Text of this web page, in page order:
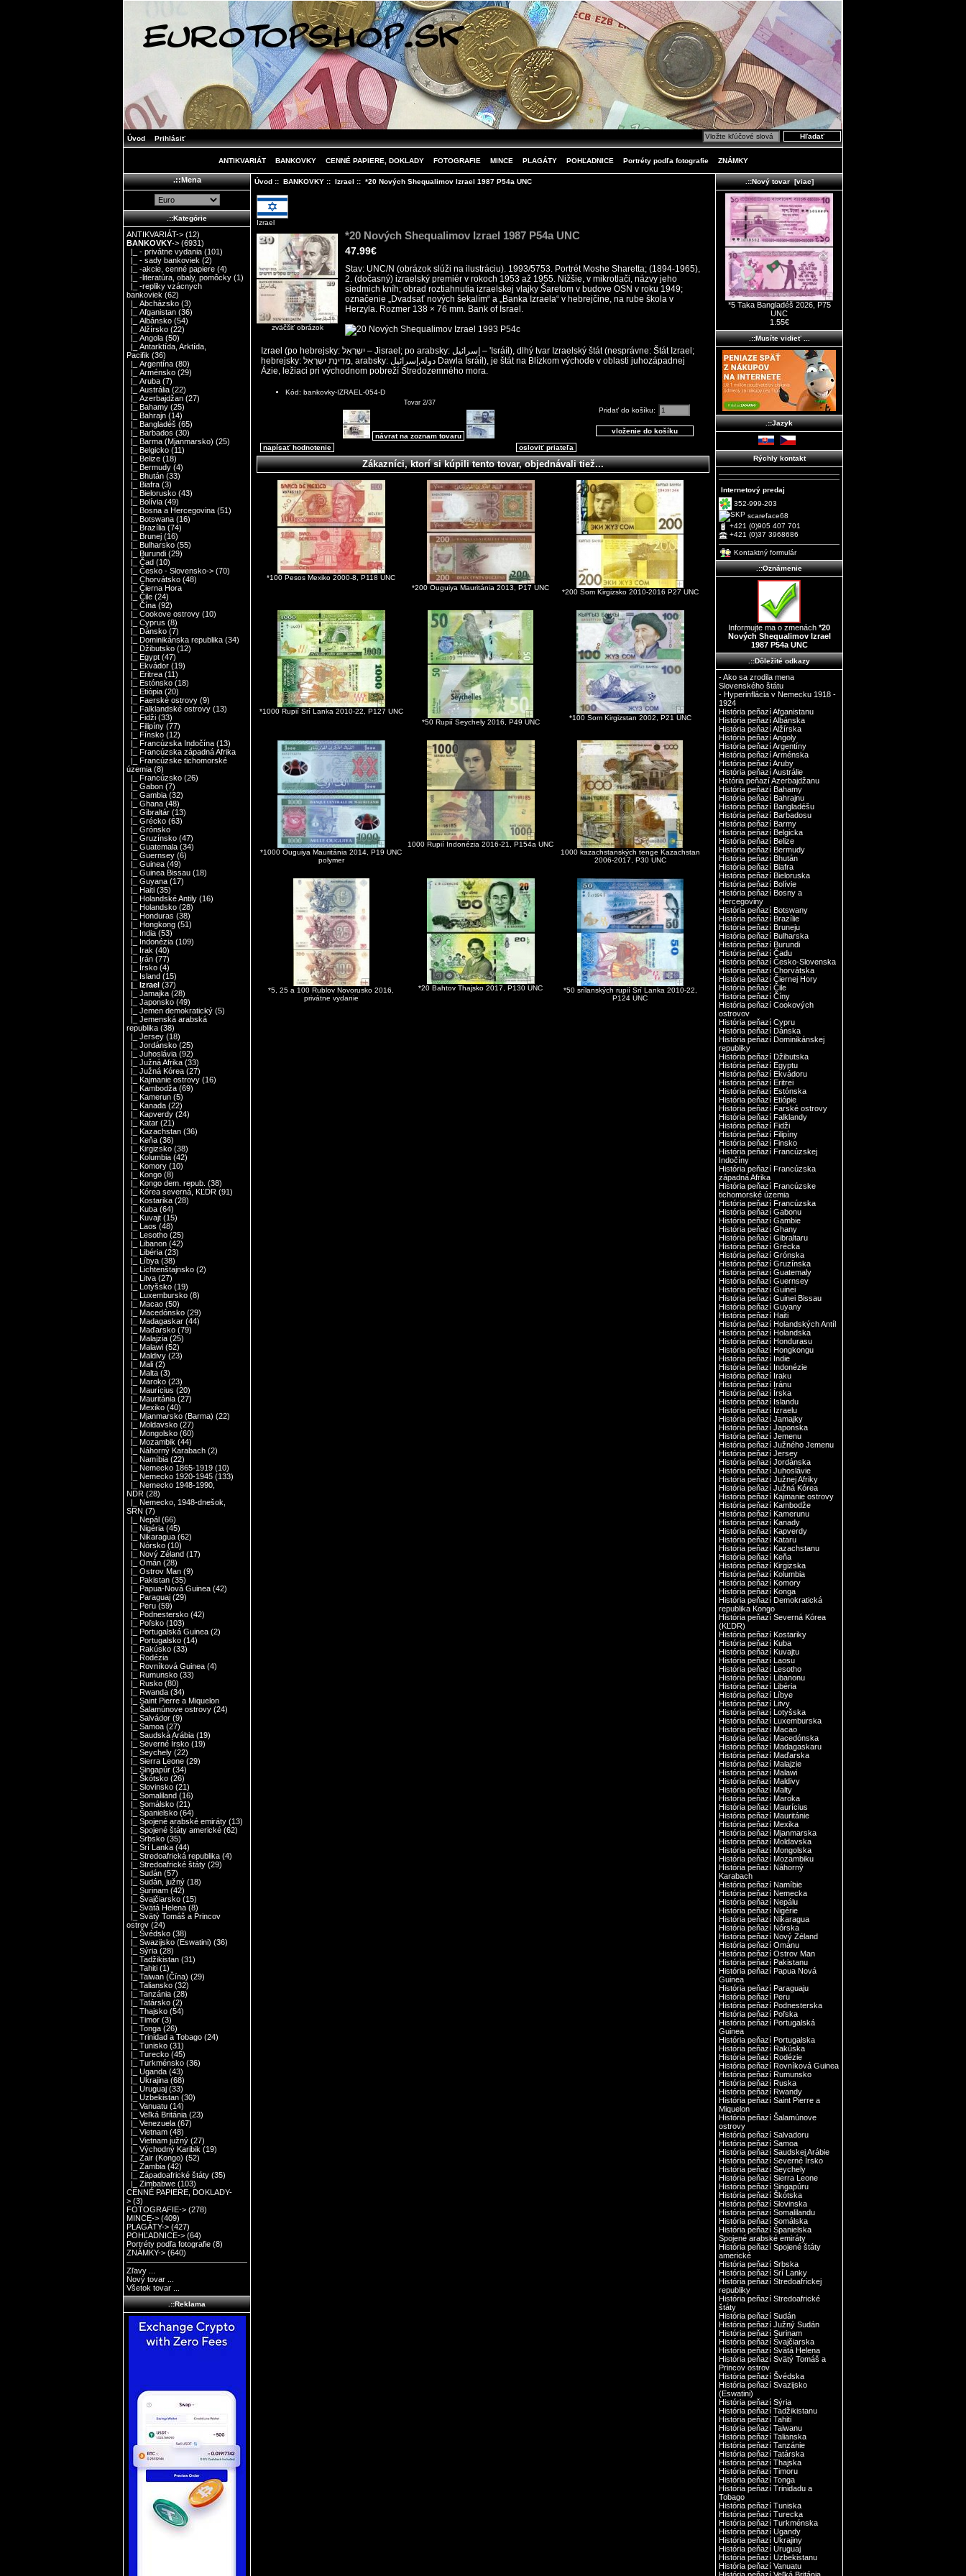
Úvod Prihlásiť
ANTIKVARIÁT BANKOVKY CENNÉ PAPIERE, DOKLADY FOTOGRAFIE MINCE PLAGÁTY POHĽADNICE Portréty podľa fotografie ZNÁMKY
.::Mena
.::Kategórie
ANTIKVARIÁT-> (12)
BANKOVKY-> (6931)
|_ - privátne vydania (101)
|_ - sady bankoviek (2)
|_ -akcie, cenné papiere (4)
|_ -literatúra, obaly, pomôcky (1)
|_ -repliky vzácnych
bankoviek (62)
|_ Abcházsko (3)
|_ Afganistan (36)
|_ Albánsko (54)
|_ Alžírsko (22)
|_ Angola (50)
|_ Antarktída, Arktída,
Pacifik (36)
|_ Argentína (80)
|_ Arménsko (29)
|_ Aruba (7)
|_ Austrália (22)
|_ Azerbajdžan (27)
|_ Bahamy (25)
|_ Bahrajn (14)
|_ Bangladéš (65)
|_ Barbados (30)
|_ Barma (Mjanmarsko) (25)
|_ Belgicko (11)
|_ Belize (18)
|_ Bermudy (4)
|_ Bhután (33)
|_ Biafra (3)
|_ Bielorusko (43)
|_ Bolívia (49)
|_ Bosna a Hercegovina (51)
|_ Botswana (16)
|_ Brazília (74)
|_ Brunej (16)
|_ Bulharsko (55)
|_ Burundi (29)
|_ Čad (10)
|_ Česko - Slovensko-> (70)
|_ Chorvátsko (48)
|_ Čierna Hora
|_ Čile (24)
|_ Čína (92)
|_ Cookove ostrovy (10)
|_ Cyprus (8)
|_ Dánsko (7)
|_ Dominikánska republika (34)
|_ Džibutsko (12)
|_ Egypt (47)
|_ Ekvádor (19)
|_ Eritrea (11)
|_ Estónsko (18)
|_ Etiópia (20)
|_ Faerské ostrovy (9)
|_ Falklandské ostrovy (13)
|_ Fidži (33)
|_ Filipíny (77)
|_ Fínsko (12)
|_ Francúzska Indočína (13)
|_ Francúzska západná Afrika
|_ Francúzske tichomorské
územia (8)
|_ Francúzsko (26)
|_ Gabon (7)
|_ Gambia (32)
|_ Ghana (48)
|_ Gibraltár (13)
|_ Grécko (63)
|_ Grónsko
|_ Gruzínsko (47)
|_ Guatemala (34)
|_ Guernsey (6)
|_ Guinea (49)
|_ Guinea Bissau (18)
|_ Guyana (17)
|_ Haiti (35)
|_ Holandské Antily (16)
|_ Holandsko (28)
|_ Honduras (38)
|_ Hongkong (51)
|_ India (53)
|_ Indonézia (109)
|_ Irak (40)
|_ Irán (77)
|_ Írsko (4)
|_ Island (15)
|_ Izrael (37)
|_ Jamajka (28)
|_ Japonsko (49)
|_ Jemen demokratický (5)
|_ Jemenská arabská
republika (38)
|_ Jersey (18)
|_ Jordánsko (25)
|_ Juhoslávia (92)
|_ Južná Afrika (33)
|_ Južná Kórea (27)
|_ Kajmanie ostrovy (16)
|_ Kambodža (69)
|_ Kamerun (5)
|_ Kanada (22)
|_ Kapverdy (24)
|_ Katar (21)
|_ Kazachstan (36)
|_ Keňa (36)
|_ Kirgizsko (38)
|_ Kolumbia (42)
|_ Komory (10)
|_ Kongo (8)
|_ Kongo dem. repub. (38)
|_ Kórea severná, KĽDR (91)
|_ Kostarika (28)
|_ Kuba (64)
|_ Kuvajt (15)
|_ Laos (48)
|_ Lesotho (25)
|_ Libanon (42)
|_ Libéria (23)
|_ Líbya (38)
|_ Lichtenštajnsko (2)
|_ Litva (27)
|_ Lotyšsko (19)
|_ Luxembursko (8)
|_ Macao (50)
|_ Macedónsko (29)
|_ Madagaskar (44)
|_ Maďarsko (79)
|_ Malajzia (25)
|_ Malawi (52)
|_ Maldivy (23)
|_ Mali (2)
|_ Malta (3)
|_ Maroko (23)
|_ Maurícius (20)
|_ Mauritánia (27)
|_ Mexiko (40)
|_ Mjanmarsko (Barma) (22)
|_ Moldavsko (27)
|_ Mongolsko (60)
|_ Mozambik (44)
|_ Náhorný Karabach (2)
|_ Namíbia (22)
|_ Nemecko 1865-1919 (10)
|_ Nemecko 1920-1945 (133)
|_ Nemecko 1948-1990,
NDR (28)
|_ Nemecko, 1948-dnešok,
SRN (7)
|_ Nepál (66)
|_ Nigéria (45)
|_ Nikaragua (62)
|_ Nórsko (10)
|_ Nový Zéland (17)
|_ Omán (28)
|_ Ostrov Man (9)
|_ Pakistan (35)
|_ Papua-Nová Guinea (42)
|_ Paraguaj (29)
|_ Peru (59)
|_ Podnestersko (42)
|_ Poľsko (103)
|_ Portugalská Guinea (2)
|_ Portugalsko (14)
|_ Rakúsko (33)
|_ Rodézia
|_ Rovníková Guinea (4)
|_ Rumunsko (33)
|_ Rusko (80)
|_ Rwanda (34)
|_ Saint Pierre a Miquelon
|_ Šalamúnove ostrovy (24)
|_ Salvádor (9)
|_ Samoa (27)
|_ Saudská Arábia (19)
|_ Severné Írsko (19)
|_ Seychely (22)
|_ Sierra Leone (29)
|_ Singapúr (34)
|_ Škótsko (26)
|_ Slovinsko (21)
|_ Somaliland (16)
|_ Somálsko (21)
|_ Španielsko (64)
|_ Spojené arabské emiráty (13)
|_ Spojené štáty americké (62)
|_ Srbsko (35)
|_ Srí Lanka (44)
|_ Stredoafrická republika (4)
|_ Stredoafrické štáty (29)
|_ Sudán (57)
|_ Sudán, južný (18)
|_ Surinam (42)
|_ Švajčiarsko (15)
|_ Svätá Helena (8)
|_ Svätý Tomáš a Princov
ostrov (24)
|_ Švédsko (38)
|_ Swazijsko (Eswatini) (36)
|_ Sýria (28)
|_ Tadžikistan (31)
|_ Tahiti (1)
|_ Taiwan (Čína) (29)
|_ Taliansko (32)
|_ Tanzánia (28)
|_ Tatársko (2)
|_ Thajsko (54)
|_ Timor (3)
|_ Tonga (26)
|_ Trinidad a Tobago (24)
|_ Tunisko (31)
|_ Turecko (45)
|_ Turkménsko (36)
|_ Uganda (43)
|_ Ukrajina (68)
|_ Uruguaj (33)
|_ Uzbekistan (30)
|_ Vanuatu (14)
|_ Veľká Británia (23)
|_ Venezuela (67)
|_ Vietnam (48)
|_ Vietnam južný (27)
|_ Východný Karibik (19)
|_ Zair (Kongo) (52)
|_ Zambia (42)
|_ Západoafrické štáty (35)
|_ Zimbabwe (103)
CENNÉ PAPIERE, DOKLADY-
> (3)
FOTOGRAFIE-> (278)
MINCE-> (409)
PLAGÁTY-> (427)
POHĽADNICE-> (64)
Portréty podľa fotografie (8)
ZNÁMKY-> (640)
Zľavy ...
Nový tovar ...
Všetok tovar ...
.::Reklama
Úvod:: BANKOVKY:: Izrael :: *20 Nových Shequalimov Izrael 1987 P54a UNC
Izrael
zväčšiť obrázok
*20 Nových Shequalimov Izrael 1987 P54a UNC
47.99€
Stav: UNC/N (obrázok slúži na ilustráciu). 1993/5753. Portrét Moshe Sharetta; (1894-1965),
2. (dočasný) izraelský premiér v rokoch 1953 až 1955. Nižšie, v mikrotlači, názvy jeho
siedmich kníh; obrad roztiahnutia izraelskej vlajky Šaretom v budove OSN v roku 1949;
označenie „Dvadsať nových šekalím“ a „Banka Izraela“ v hebrejčine, na rube škola v
Herzyla. Rozmer 138 × 76 mm. Bank of Israel.
Izrael (po hebrejsky: יִשְרָאֵל – Jisrael; po arabsky: إسرائيل – 'Isráíl), dlhý tvar Izraelský štát (nesprávne: Štát Izrael;
hebrejsky: מְדִינַת יִשְרָאֵל, arabsky: دولة,إسرائيل Dawla Isráíl), je štát na Blízkom východe v oblasti juhozápadnej
Ázie, ležiaci pri východnom pobreží Stredozemného mora.
Pridať do košíku:
Kód: bankovky-IZRAEL-054-D
Tovar 2/37
návrat na zoznam tovaru
osloviť priateľa
napísať hodnotenie
Zákazníci, ktorí si kúpili tento tovar, objednávali tiež...
*100 Pesos Mexiko 2000-8, P118 UNC
*200 Ouguiya Mauritánia 2013, P17 UNC
*200 Som Kirgizsko 2010-2016 P27 UNC
*1000 Rupií Srí Lanka 2010-22, P127 UNC
*50 Rupií Seychely 2016, P49 UNC
*100 Som Kirgizstan 2002, P21 UNC
*1000 Ouguiya Mauritánia 2014, P19 UNC
polymer
1000 Rupií Indonézia 2016-21, P154a UNC
1000 kazachstanských tenge Kazachstan
2006-2017, P30 UNC
*5, 25 a 100 Rublov Novorusko 2016,
privátne vydanie
*20 Bahtov Thajsko 2017, P130 UNC
*50 srílanských rupií Srí Lanka 2010-22,
P124 UNC
.::Nový tovar [viac]
*5 Taka Bangladéš 2026, P75
UNC
1.55€
.::Musíte vidieť ...
.::Jazyk
Rýchly kontakt
Internetový predaj
352-999-203
scareface68
+421 (0)905 407 701
+421 (0)37 3968686
Kontaktný formulár
.::Oznámenie
Informujte ma o zmenách *20
Nových Shequalimov Izrael
1987 P54a UNC
.::Dôležité odkazy
- Ako sa zrodila mena
Slovenského štátu
- Hyperinflácia v Nemecku 1918 -
1924
História peňazí Afganistanu
História peňazí Albánska
História peňazí Alžírska
História peňazí Angoly
História peňazí Argentíny
História peňazí Arménska
História peňazí Aruby
História peňazí Austrálie
Hstória peňazí Azerbajdžanu
História peňazí Bahamy
História peňazí Bahrajnu
História peňazí Bangladéšu
História peňazí Barbadosu
História peňazí Barmy
História peňazí Belgicka
História peňazí Belize
História peňazí Bermudy
História peňazí Bhután
História peňazí Biafra
História peňazí Bieloruska
História peňazí Bolívie
História peňazí Bosny a
Hercegoviny
História peňazí Botswany
História peňazí Brazílie
História peňazí Bruneju
História peňazí Bulharska
História peňazí Burundi
História peňazí Čadu
História peňazí Česko-Slovenska
História peňazí Chorvátska
História peňazí Čiernej Hory
História peňazí Čile
História peňazí Číny
História peňazí Cookových
ostrovov
História peňazí Cypru
História peňazí Dánska
História peňazí Dominikánskej
republiky
História peňazí Džibutska
História peňazí Egyptu
História peňazí Ekvádoru
História peňazí Eritrei
História peňazí Estónska
História peňazí Etiópie
História peňazí Farské ostrovy
História peňazí Falklandy
História peňazí Fidži
História peňazí Filipíny
História peňazí Finsko
História peňazí Francúzskej
Indočíny
História peňazí Francúzska
západná Afrika
História peňazí Francúzske
tichomorské územia
História peňazí Francúzska
História peňazí Gabonu
História peňazí Gambie
História peňazí Ghany
História peňazí Gibraltaru
História peňazí Grécka
História peňazí Grónska
História peňazí Gruzínska
História peňazí Guatemaly
História peňazí Guernsey
História peňazí Guinei
História peňazí Guinei Bissau
História peňazí Guyany
História peňazí Haiti
História peňazí Holandských Antíl
História peňazí Holandska
História peňazí Hondurasu
História peňazí Hongkongu
História peňazí Indie
História peňazí Indonézie
História peňazí Iraku
História peňazí Iránu
História peňazí Írska
História peňazí Islandu
História peňazí Izraelu
História peňazí Jamajky
História peňazí Japonska
História peňazí Jemenu
História peňazí Južného Jemenu
História peňazí Jersey
História peňazí Jordánska
História peňazí Juhoslávie
História peňazí Južnej Afriky
História peňazí Južná Kórea
História peňazí Kajmanie ostrovy
História peňazí Kambodže
História peňazí Kamerunu
História peňazí Kanady
História peňazí Kapverdy
História peňazí Kataru
História peňazí Kazachstanu
História peňazí Keňa
História peňazí Kirgizska
História peňazí Kolumbia
História peňazí Komory
História peňazí Konga
História peňazí Demokratická
republika Kongo
História peňazí Severná Kórea
(KĽDR)
História peňazí Kostariky
História peňazí Kuba
História peňazí Kuvajtu
História peňazí Laosu
História peňazí Lesotho
História peňazí Libanonu
História peňazí Libéria
História peňazí Líbye
História peňazí Litvy
História peňazí Lotyšska
História peňazí Luxemburska
História peňazí Macao
História peňazí Macedónska
História peňazí Madagaskaru
História peňazí Maďarska
História peňazí Malajzie
História peňazí Malawi
História peňazí Maldivy
História peňazí Malty
História peňazí Maroka
História peňazí Maurícius
História peňazí Mauritánie
História peňazí Mexika
História peňazí Mjanmarska
História peňazí Moldavska
História peňazí Mongolska
História peňazí Mozambiku
História peňazí Náhorný
Karabach
História peňazí Namíbie
História peňazí Nemecka
História peňazí Nepálu
História peňazí Nigérie
História peňazí Nikaragua
História peňazí Nórska
História peňazí Nový Zéland
História peňazí Ománu
História peňazí Ostrov Man
História peňazí Pakistanu
História peňazí Papua Nová
Guinea
História peňazí Paraguaju
História peňazí Peru
História peňazí Podnesterska
História peňazí Poľska
História peňazí Portugalská
Guinea
História peňazí Portugalska
História peňazí Rakúska
História peňazí Rodézie
História peňazí Rovníková Guinea
História peňazí Rumunsko
História peňazí Ruska
História peňazí Rwandy
História peňazí Saint Pierre a
Miquelon
História peňazí Šalamúnove
ostrovy
História peňazí Salvadoru
História peňazí Samoa
História peňazí Saudskej Arábie
História peňazí Severné Írsko
História peňazí Seychely
História peňazí Sierra Leone
História peňazí Singapúru
História peňazí Škótska
História peňazí Slovinska
História peňazí Somalilandu
História peňazí Somálska
História peňazí Španielska
Spojené arabské emiráty
História peňazí Spojené štáty
americké
História peňazí Srbska
História peňazí Srí Lanky
História peňazí Stredoafrickej
republiky
História peňazí Stredoafrické
štáty
História peňazí Sudán
História peňazí Južný Sudán
História peňazí Surinam
História peňazí Švajčiarska
História peňazí Svätá Helena
História peňazí Svätý Tomáš a
Princov ostrov
História peňazí Švédska
História peňazí Svazijsko
(Eswatini)
História peňazí Sýria
História peňazí Tadžikistanu
História peňazí Tahiti
História peňazí Taiwanu
História peňazí Talianska
História peňazí Tanzánie
História peňazí Tatárska
História peňazí Thajska
História peňazí Timoru
História peňazí Tonga
História peňazí Trinidadu a
Tobago
História peňazí Tuniska
História peňazí Turecka
História peňazí Turkménska
História peňazí Ugandy
História peňazí Ukrajiny
História peňazí Uruguaj
História peňazí Uzbekistanu
História peňazí Vanuatu